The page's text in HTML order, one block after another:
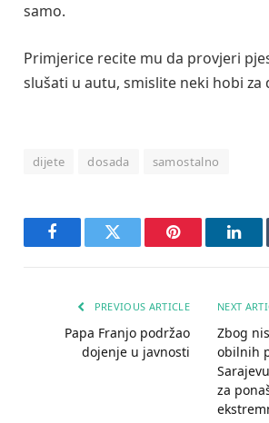
samo.
Primjerice recite mu da provjeri
slušati u autu, smislite neki hobi za
dijete dosada samostalno
FacebookTwitter Pinterest
PREVIOUS ARTICLE
Papa Franjo podržao
dojenje u javnosti
NEXT
Zbog
obilnih
za